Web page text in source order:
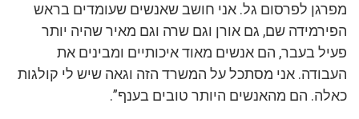
מפרגן לפרסום גל. אני חושב שאנשים שעומדים בראש
הפירמידה שם, גם אורן וגם שרה וגם מאיר שהיה יותר
פעיל בעבר, הם אנשים מאוד איכותיים ומבינים את
העבודה. אני מסתכל על המשרד הזה וגאה שיש לי קולגות
כאלה. הם מהאנשים היותר טובים בענף”.